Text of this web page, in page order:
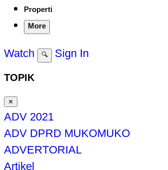
Properti
More
Watch 🔍 Sign In
TOPIK
✕
ADV 2021
ADV DPRD MUKOMUKO
ADVERTORIAL
Artikel